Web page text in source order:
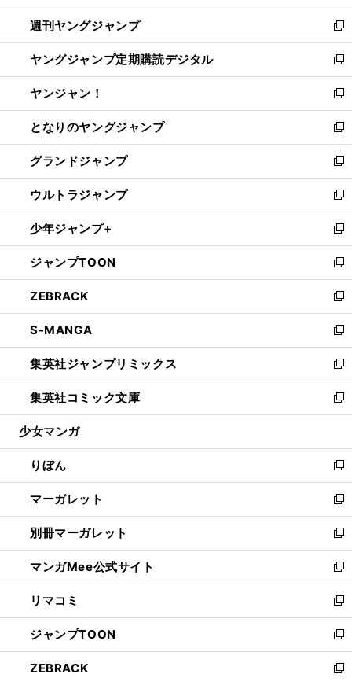
開
く
ウ
で
開
く
ン
ド
ウ
で
開
く
ウ
ィ
ン
ド
ウ
で
開
く
週刊ヤングジャンプ
新
し
い
ウ
ィ
ン
ド
ウ
で
開
く
ヤングジャンプ定期購読デジタル
新
し
い
ウ
ィ
ン
ド
ウ
で
開
く
ヤンジャン！
新
し
い
ウ
ィ
ン
ド
ウ
で
開
く
となりのヤングジャンプ
新
し
い
ウ
ィ
ン
ド
ウ
で
開
く
グランドジャンプ
新
し
い
ウ
ィ
ン
ド
ウ
で
開
く
ウルトラジャンプ
新
し
い
ウ
ィ
ン
ド
ウ
で
開
く
少年ジャンプ+
新
し
い
ウ
ィ
ン
ド
ウ
で
開
く
ジャンプTOON
新
し
い
ウ
ィ
ン
ド
ウ
で
開
ZEBRACK
新
し
い
ウ
ィ
ン
ド
ウ
開
く
S-MANGA
新
し
い
ウ
ィ
ン
ウ
で
開
く
集英社ジャンプリミックス
新
し
い
ウ
ン
ド
ウ
で
開
く
集英社コミック文庫
新
し
ウ
ィ
ン
ド
ウ
で
開
く
少女マンガ
りぼん
新
し
い
ウ
ィ
ン
ド
ウ
で
開
く
マーガレット
新
し
い
ウ
ィ
ン
ド
ウ
で
開
く
別冊マーガレット
新
し
い
ウ
ィ
ン
ド
ウ
で
マンガMee公式サイト
新
し
い
ウ
ィ
ン
ド
リマコミ
新
し
い
ウ
ィ
ジャンプTOON
新
し
い
ZEBRACK
新